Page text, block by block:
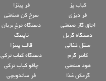
کباب پز
فر دیزی
اجاق گاز صنعتی
دستگاه گریل
منقل ذغالی
کانتر گرم
هود صنعتی
گرمکن غذا
فر پیتزا
سرخ کن صنعتی
دستگاه مرغ بریان
تاپینگ
قالب پیتزا
دستگاه کباب ترکی
چاقو کباب ترکی
فر ساندویچی